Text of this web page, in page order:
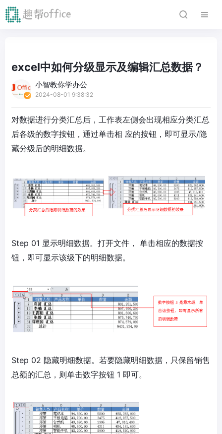
excel中如何分级显示及编辑汇总数据？
小智教你学办公
2024-08-01 9:38:32
对数据进行分类汇总后，工作表左侧会出现相应分类汇总
后各级的数字按钮，通过单击相 应的按钮，即可显示/隐
藏分级后的明细数据。
Step 01 显示明细数据。打开文件， 单击相应的数据按
钮，即可显示该级下的明细数据。
Step 02 隐藏明细数据。若要隐藏明细数据，只保留销售
总额的汇总，则单击数字按钮 1 即可。